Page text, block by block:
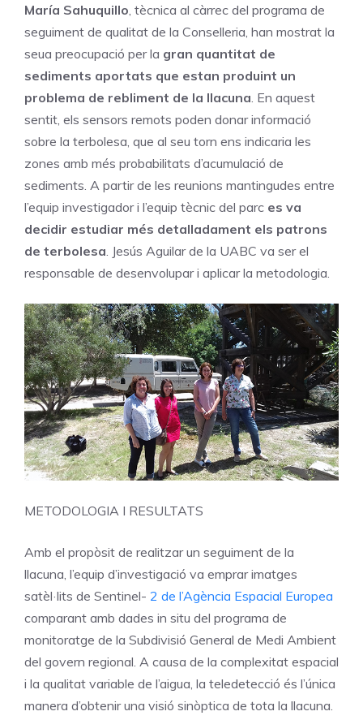
María Sahuquillo , tècnica al càrrec del programa de
seguiment de qualitat de la Conselleria, han mostrat la
seua preocupació per la gran quantitat de
sediments aportats que estan produint un
problema de rebliment de la llacuna . En aquest
sentit, els sensors remots poden donar informació
sobre la terbolesa, que al seu torn ens indicaria les
zones amb més probabilitats d’acumulació de
sediments. A partir de les reunions mantingudes entre
l’equip investigador i l’equip tècnic del parc es va
decidir estudiar més detalladament els patrons
de terbolesa . Jesús Aguilar de la UABC va ser el
responsable de desenvolupar i aplicar la metodologia.
METODOLOGIA I RESULTATS
Amb el propòsit de realitzar un seguiment de la
llacuna, l’equip d’investigació va emprar imatges
satèl·lits de Sentinel- 2 de l’Agència Espacial Europea
comparant amb dades in situ del programa de
monitoratge de la Subdivisió General de Medi Ambient
del govern regional. A causa de la complexitat espacial
i la qualitat variable de l’aigua, la teledetecció és l’única
manera d’obtenir una visió sinòptica de tota la llacuna.